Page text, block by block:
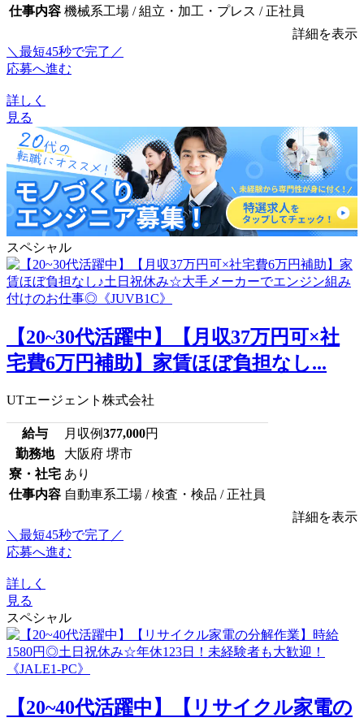
仕事内容 機械系工場 / 組立・加工・プレス / 正社員
詳細を表示
＼最短45秒で完了／
応募へ進む
詳しく
見る
スペシャル
【20~30代活躍中】【月収37万円可×社
宅費6万円補助】家賃ほぼ負担なし...
UTエージェント株式会社
給与 月収例377,000円
勤務地
大阪府 堺市
寮・社宅 あり
仕事内容 自動車系工場 / 検査・検品 / 正社員
詳細を表示
＼最短45秒で完了／
応募へ進む
詳しく
見る
スペシャル
【20~40代活躍中】【リサイクル家電の